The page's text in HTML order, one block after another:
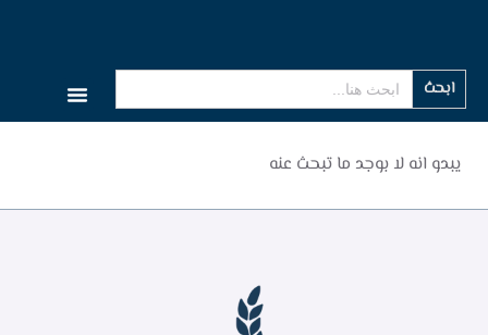
Search
for:
يبدو انه لا بوجد ما تبحث عنه